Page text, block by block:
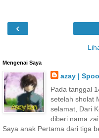
‹
Mengenai Saya
azay |
Pada tanggal
setelah sholat
selamat, Dari
diberi nama
Saya anak Pertama dari tiga